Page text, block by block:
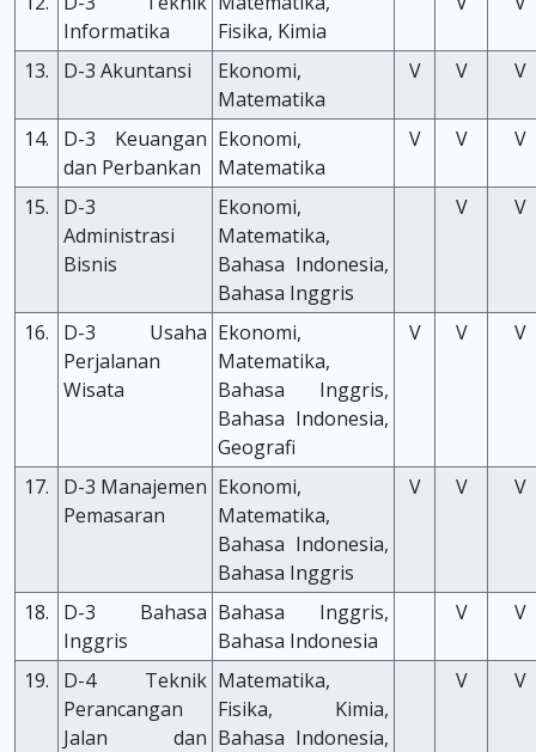
Informatika
Fisika, Kimia
13. D-3 Akuntansi
Ekonomi,
Matematika
V V V
14.
D-3 Keuangan
dan Perbankan
Ekonomi,
Matematika
V V V
15.
D-3
Administrasi
Bisnis
Ekonomi,
Matematika,
Bahasa Indonesia,
Bahasa Inggris
V V
16.
D-3 Usaha
Perjalanan
Wisata
Ekonomi,
Matematika,
Bahasa Inggris,
Bahasa Indonesia,
Geografi
V V V
17.
D-3 Manajemen
Pemasaran
Ekonomi,
Matematika,
Bahasa Indonesia,
Bahasa Inggris
V V V
18.
D-3 Bahasa
Inggris
Bahasa Inggris,
Bahasa Indonesia
V V
19.
D-4 Teknik
Perancangan
Jalan dan
Matematika,
Fisika, Kimia,
Bahasa Indonesia,
V V